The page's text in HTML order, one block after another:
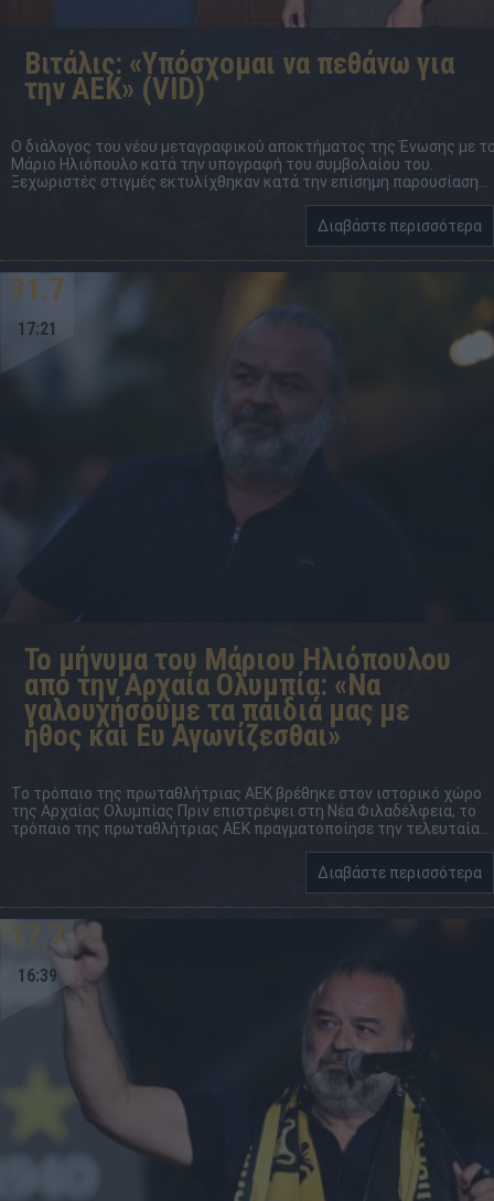
Βιτάλις: «Υπόσχομαι να πεθάνω για
την ΑΕΚ» (VID)
Ο διάλογος του νέου μεταγραφικού αποκτήματος της Ένωσης με
Μάριο Ηλιόπουλο κατά την υπογραφή του συμβολαίου του.
Ξεχωριστές στιγμές εκτυλίχθηκαν κατά την επίσημη παρουσίαση...
Διαβάστε περισσότερα
31.7
17:21
Το μήνυμα του Μάριου Ηλιόπουλου
από την Αρχαία Ολυμπία: «Να
γαλουχήσουμε τα παιδιά μας με
ήθος και Ευ Αγωνίζεσθαι»
Το τρόπαιο της πρωταθλήτριας ΑΕΚ βρέθηκε στον ιστορικό χώρο
της Αρχαίας Ολυμπίας Πριν επιστρέψει στη Νέα Φιλαδέλφεια, το
τρόπαιο της πρωταθλήτριας ΑΕΚ πραγματοποίησε την τελευταία...
Διαβάστε περισσότερα
17.7
16:39